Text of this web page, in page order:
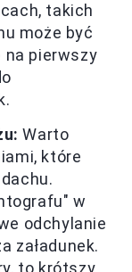
takich
może być
na pierwszy
Warto
które
w
odchylanie
załadunek.
to krótszy